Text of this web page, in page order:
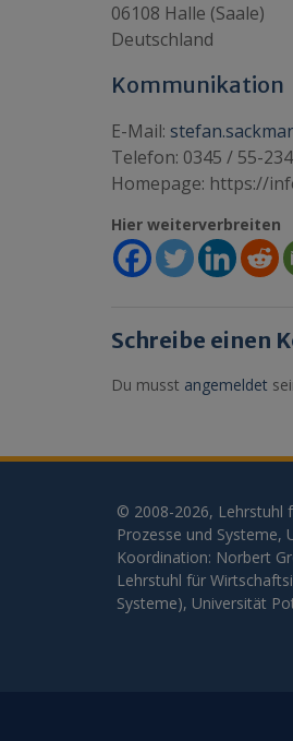
06108 Halle (Saale)
Deutschland
Kommunikation
E-Mail:
Telefon: 0345 / 55-
Homepage: https://
Hier weiterverbreiten
Schreibe einen
Du musst angemeldet
© 2008-2026, Lehrstuhl
Prozesse und Systeme,
Koordination: Norbert
Lehrstuhl für
Systeme), Universität